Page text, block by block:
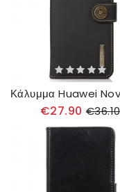
€27.90 €36.10